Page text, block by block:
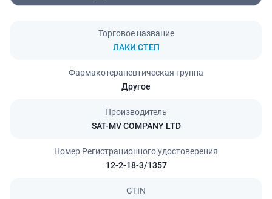
Торговое название
ЛАКИ СТЕП
Фармакотерапевтическая группа
Другое
Производитель
SAT-MV COMPANY LTD
Номер Регистрационного удостоверения
12-2-18-3/1357
GTIN